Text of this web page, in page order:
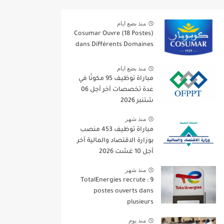
منذ بضع ايام
Cosumar Ouvre (18 Postes)
dans Différents Domaines
منذ بضع ايام
مباراة توظيف 95 مكونًا في
عدة تخصصات آخر أجل 06
شتنبر 2026
منذ شهر
مباراة توظيف 453 منصب
بوزارة الاقتصاد والمالية آخر
أجل 10 غشت 2026
منذ شهر
TotalEnergies recrute : 9
postes ouverts dans
plusieurs
منذ يوم